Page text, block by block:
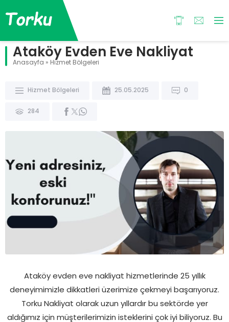
Ataköy Evden Eve Nakliyat
Anasayfa » Hizmet Bölgeleri
Hizmet Bölgeleri 25.05.2025 0
284
Ataköy evden eve nakliyat hizmetlerinde 25 yıllık
deneyimimizle dikkatleri üzerimize çekmeyi başarıyoruz.
Torku Nakliyat olarak uzun yıllardır bu sektörde yer
aldığımız için müşterilerimizin isteklerini çok iyi biliyoruz. Bu